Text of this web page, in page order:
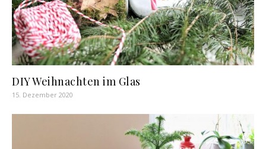
DIY Weihnachten im Glas
15. Dezember 2020